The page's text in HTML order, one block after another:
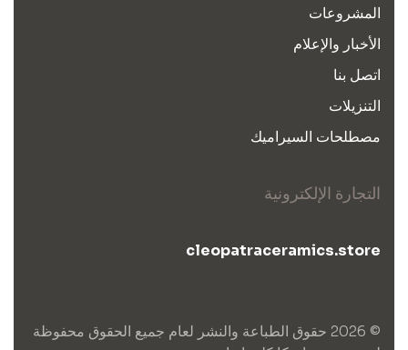
المشروعات
الأخبار والإعلام
اتصل بنا
التنزيلات
مصطلحات السيراميك
التجارة الإلكترونية
cleopatraceramics.store
© 2026 حقوق الطباعة والنشر لعام جميع الحقوق محفوظة